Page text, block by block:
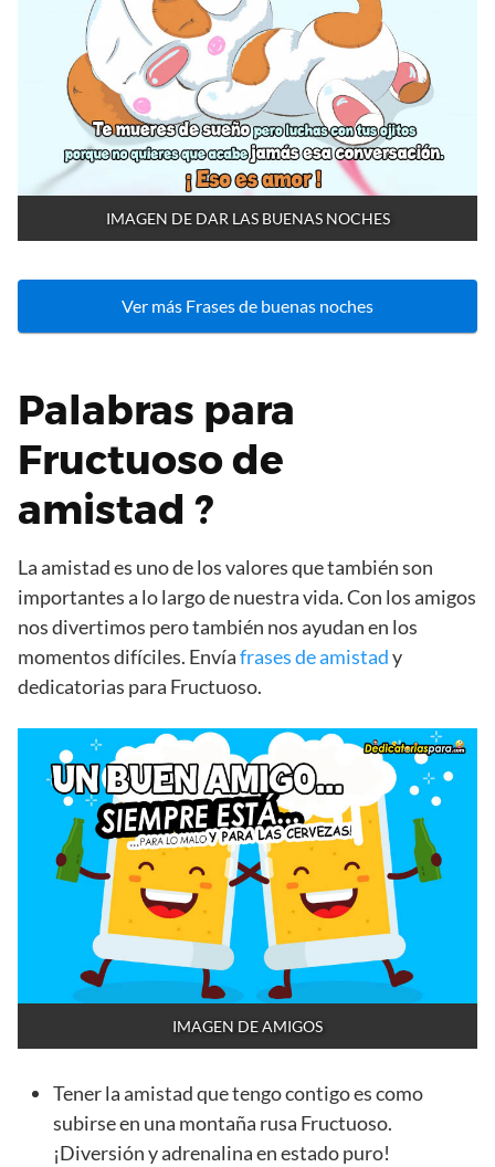
IMAGEN DE DAR LAS BUENAS NOCHES
Ver más Frases de buenas noches
Palabras para
Fructuoso de
amistad ?
La amistad es uno de los valores que también son
importantes a lo largo de nuestra vida. Con los amigos
nos divertimos pero también nos ayudan en los
momentos difíciles. Envíafrases de amistady
dedicatorias para Fructuoso.
IMAGEN DE AMIGOS
Tener la amistad que tengo contigo es como
subirse en una montaña rusa Fructuoso.
¡Diversión y adrenalina en estado puro!